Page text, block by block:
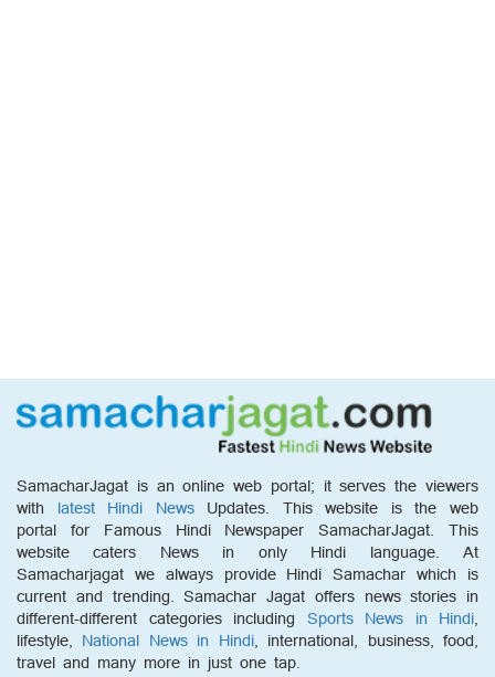
SamacharJagat is an online web portal; it serves the viewers
with latest Hindi NewsUpdates. This website is the web
portal for Famous Hindi Newspaper SamacharJagat. This
website caters News in only Hindi language. At
Samacharjagat we always provide Hindi Samachar which is
current and trending. Samachar Jagat offers news stories in
different-different categories including Sports News in Hindi,
lifestyle, National News in Hindi, international, business, food,
travel and many more in just one tap.